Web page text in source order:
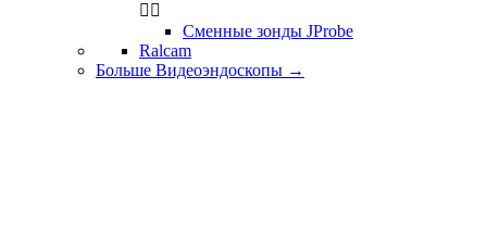
 
Сменные зонды JProbe
Ralcam
Больше Видеоэндоскопы →